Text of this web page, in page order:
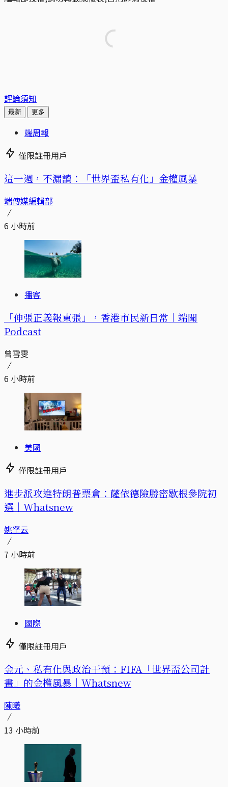
評論須知
最新 更多
端周報
僅限註冊用戶
這一週，不漏讀：「世界盃私有化」金權風暴
端傳媒編輯部
6 小時前
播客
「伸張正義報東張」，香港市民新日常｜端聞
Podcast
曾雪雯
6 小時前
美國
僅限註冊用戶
進步派攻進特朗普票倉：薩依德險勝密歇根參院初
選｜Whatsnew
姚拏云
7 小時前
國際
僅限註冊用戶
金元、私有化與政治干預：FIFA「世界盃公司計
畫」的金權風暴｜Whatsnew
陳曦
13 小時前